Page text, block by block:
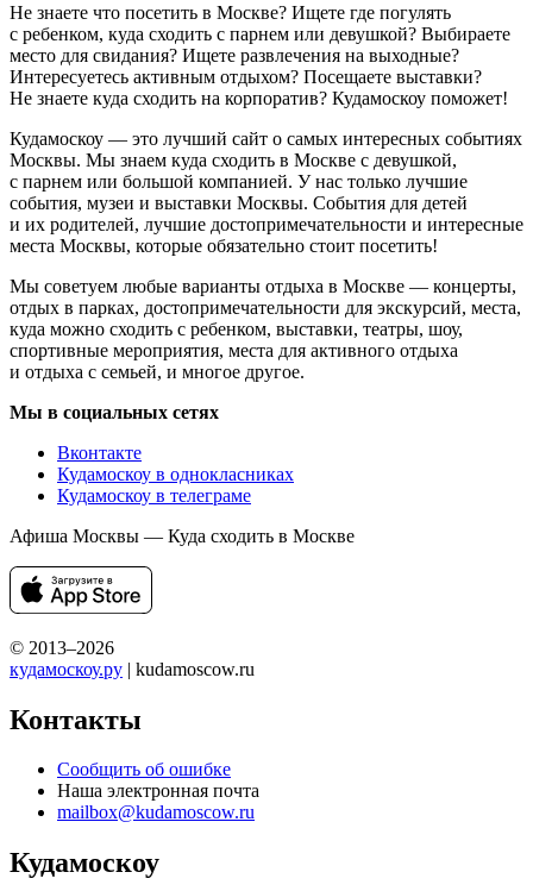
Не знаете что посетить в Москве? Ищете где погулять
с ребенком, куда сходить с парнем или девушкой? Выбираете
место для свидания? Ищете развлечения на выходные?
Интересуетесь активным отдыхом? Посещаете выставки?
Не знаете куда сходить на корпоратив? Кудамоскоу поможет!
Кудамоскоу — это лучший сайт о самых интересных событиях
Москвы. Мы знаем куда сходить в Москве с девушкой,
с парнем или большой компанией. У нас только лучшие
события, музеи и выставки Москвы. События для детей
и их родителей, лучшие достопримечательности и интересные
места Москвы, которые обязательно стоит посетить!
Мы советуем любые варианты отдыха в Москве — концерты,
отдых в парках, достопримечательности для экскурсий, места,
куда можно сходить с ребенком, выставки, театры, шоу,
спортивные мероприятия, места для активного отдыха
и отдыха с семьей, и многое другое.
Мы в социальных сетях
Вконтакте
Кудамоскоу в однокласниках
Кудамоскоу в телеграме
Афиша Москвы — Куда сходить в Москве
© 2013–2026
кудамоскоу.ру | kudamoscow.ru
Контакты
Сообщить об ошибке
Наша электронная почта
mailbox@kudamoscow.ru
Кудамоскоу